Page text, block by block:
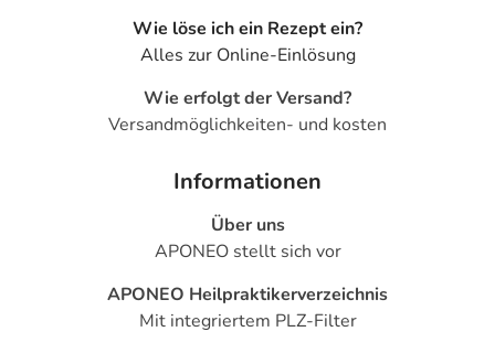
Wie löse ich ein Rezept ein?
Alles zur Online-Einlösung
Wie erfolgt der Versand?
Versandmöglichkeiten- und kosten
Informationen
Über uns
APONEO stellt sich vor
APONEO Heilpraktikerverzeichnis
Mit integriertem PLZ-Filter